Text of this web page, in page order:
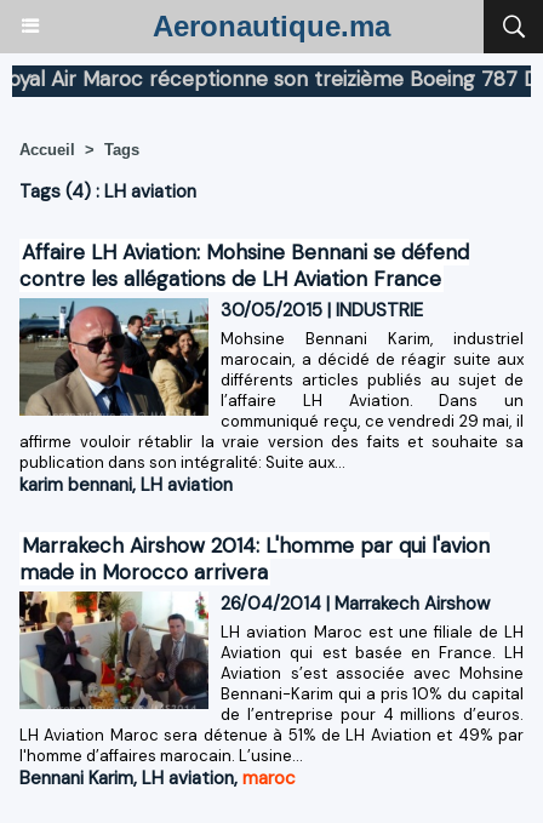
Aeronautique.ma
Air Maroc réceptionne son treizième Boeing 787
Accueil > Tags
Tags (4) : LH aviation
Affaire LH Aviation: Mohsine Bennani se défend
contre les allégations de LH Aviation France
30/05/2015 |INDUSTRIE
Mohsine Bennani Karim, industriel
marocain, a décidé de réagir suite aux
différents articles publiés au sujet de
l’affaire LH Aviation. Dans un
communiqué reçu, ce vendredi 29 mai, il
affirme vouloir rétablir la vraie version des faits et souhaite sa
publication dans son intégralité: Suite aux...
karim bennani, LH aviation
Marrakech Airshow 2014: L'homme par qui l'avion
made in Morocco arrivera
26/04/2014 |Marrakech Airshow
LH aviation Maroc est une filiale de LH
Aviation qui est basée en France. LH
Aviation s’est associée avec Mohsine
Bennani-Karim qui a pris 10% du capital
de l’entreprise pour 4 millions d’euros.
LH Aviation Maroc sera détenue à 51% de LH Aviation et 49% par
l'homme d’affaires marocain. L’usine...
Bennani Karim, LH aviation, maroc